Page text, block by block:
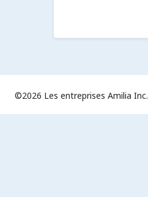
©2026 Les entreprises Amilia Inc.